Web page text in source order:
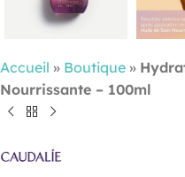
Accueil » Boutique »
Nourrissante – 100ml